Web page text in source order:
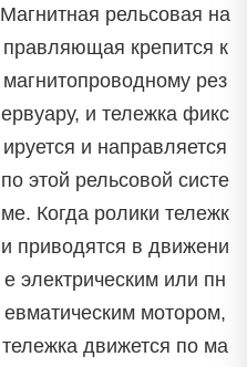
Магнитная рельсовая на
правляющая крепится к
магнитопроводному рез
ервуару, и тележка фикс
ируется и направляется
по этой рельсовой систе
ме. Когда ролики тележк
и приводятся в движени
е электрическим или пн
евматическим мотором,
тележка движется по ма